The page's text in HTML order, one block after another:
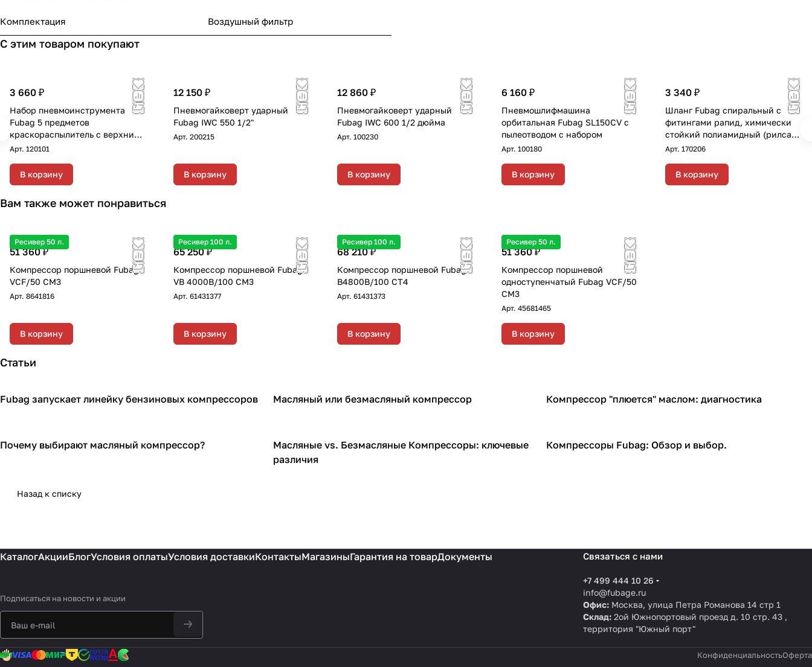
Комплектация Воздушный фильтр
С этим товаром покупают
3 660 ₽
Набор пневмоинструмента
Fubag 5 предметов
краскораспылитель с верхним
бачком
Арт. 120101
В корзину
12 150 ₽
Пневмогайковерт ударный
Fubag IWC 550 1/2"
Арт.200215
В корзину
12 860 ₽
Пневмогайковерт ударный
Fubag IWC 600 1/2 дюйма
Арт.100230
В корзину
6 160 ₽
Пневмошлифмашина
орбитальная Fubag SL150CV с
пылеотводом с набором
Арт. 100180
В корзину
3 340 ₽
Шланг Fubag спиральный с
фитингами рапид, химически
стойкий полиамидный (рилсан),
15бар, 8x12мм, 15м
Арт. 170206
В корзину
Вам также может понравиться
Ресивер 50 л.
51 360 ₽
Компрессор поршневой Fubag
VCF/50 СM3
Арт. 8641816
В корзину
Ресивер 100 л.
65 250 ₽
Компрессор поршневой Fubag
VB 4000B/100 CM3
Арт.61431377
В корзину
Ресивер 100 л.
68 210 ₽
Компрессор поршневой Fubag
B4800B/100 CT4
Арт.61431373
В корзину
Ресивер 50 л.
51 360 ₽
Компрессор поршневой
одноступенчатый Fubag VCF/50
CM3
Арт. 45681465
В корзину
Статьи
Компрессоры
Fubag запускает линейку бензиновых компрессоров Компрессоры
Масляный или безмасляный компрессор Компрессоры
Компрессор "плюется" маслом: диагностика
Компрессоры
Почему выбирают масляный компрессор? Компрессоры
Масляные vs. Безмасляные Компрессоры: ключевые
различия
Компрессоры
Компрессоры Fubag: Обзор и выбор.
Назад к списку
КаталогАкцииБлогУсловия оплатыУсловия доставкиКонтактыМагазиныГарантия на товарДокументы
Подписаться на новости и акции
Связаться с нами
+7 499 444 10 26
info@fubage.ru
Офис:Москва, улица Петра Романова 14 стр 1
Склад:2ой Южнопортовый проезд д. 10 стр. 43 ,
территория "Южный порт"
КонфиденциальностьОферта